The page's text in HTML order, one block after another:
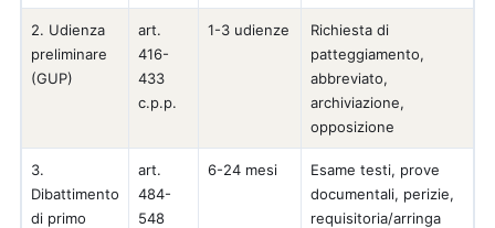
2. Udienza
preliminare
(GUP)
art.
416-
433
c.p.p.
1-3 udienze
Richiesta di
patteggiamento,
abbreviato,
archiviazione,
opposizione
3.
Dibattimento
di primo
art.
484-
548
6-24 mesi
Esame testi, prove
documentali, perizie,
requisitoria/arringa